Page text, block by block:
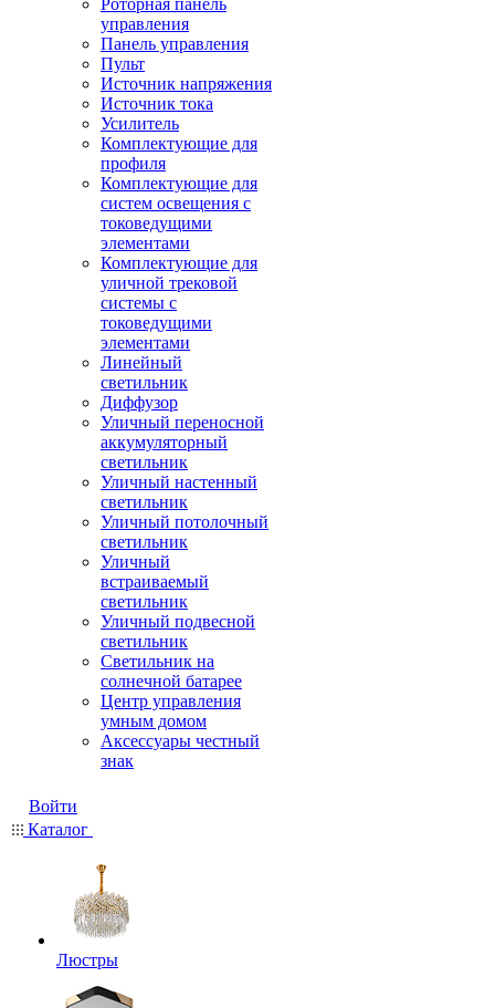
Роторная панель
управления
Панель управления
Пульт
Источник напряжения
Источник тока
Усилитель
Комплектующие для
профиля
Комплектующие для
систем освещения с
токоведущими
элементами
Комплектующие для
уличной трековой
системы с
токоведущими
элементами
Линейный
светильник
Диффузор
Уличный переносной
аккумуляторный
светильник
Уличный настенный
светильник
Уличный потолочный
светильник
Уличный
встраиваемый
светильник
Уличный подвесной
светильник
Светильник на
солнечной батарее
Центр управления
умным домом
Аксессуары честный
знак
Войти
Каталог
Люстры